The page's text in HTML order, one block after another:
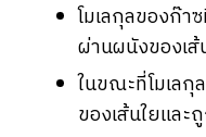
โมเลกุลของก๊า
ผ่านผนังของเ
ในขณะที่โมเลกุ
ของเส้นใยและ